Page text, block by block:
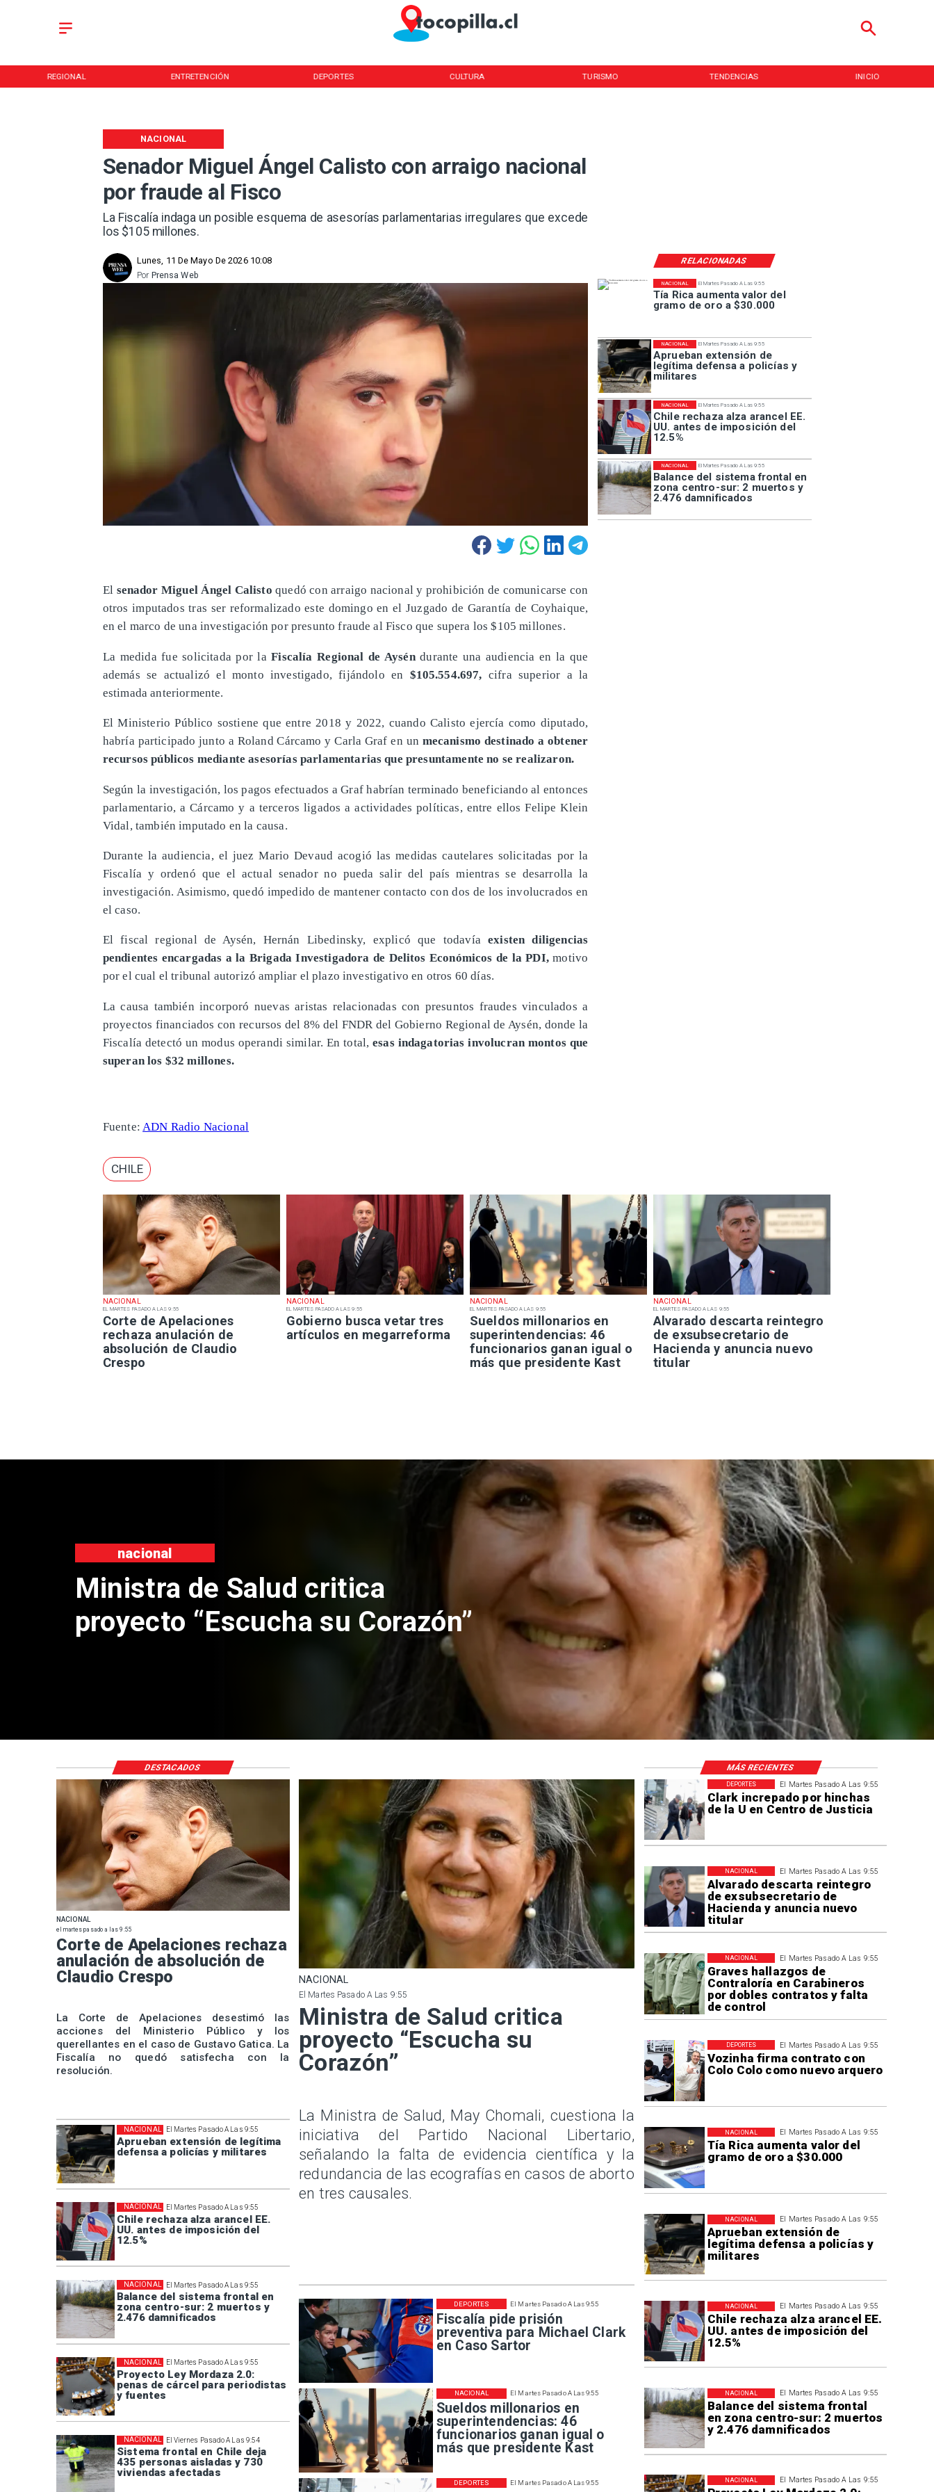
REGIONAL ENTRETENCIÓN DEPORTES CULTURA TURISMO TENDENCIAS INICIO
Senador Miguel Ángel Calisto con arraigo nacional
por fraude al Fisco
La Fiscalía indaga un posible esquema de asesorías parlamentarias irregulares que excede
los $105 millones.
NACIONAL
RELACIONADAS
Lunes, 11 De Mayo De 2026 10:08
Prensa Web
Por
NACIONAL
EL MARTES PASADO A LAS 9:55
Corte de Apelaciones
rechaza anulación de
absolución de Claudio
Crespo
NACIONAL
EL MARTES PASADO A LAS 9:55
Gobierno busca vetar tres
artículos en megarreforma
NACIONAL
EL MARTES PASADO A LAS 9:55
Sueldos millonarios en
superintendencias: 46
funcionarios ganan igual o
más que presidente Kast
NACIONAL
EL MARTES PASADO A LAS 9:55
Alvarado descarta reintegro
de exsubsecretario de
Hacienda y anuncia nuevo
titular
El Martes Pasado A Las 9:55
Tía Rica aumenta valor del
gramo de oro a $30.000
NACIONAL
El Martes Pasado A Las 9:55
Aprueban extensión de
legítima defensa a policías y
militares
NACIONAL
El Martes Pasado A Las 9:55
Chile rechaza alza arancel EE.
UU. antes de imposición del
12.5%
NACIONAL
El Martes Pasado A Las 9:55
Balance del sistema frontal en
zona centro-sur: 2 muertos y
2.476 damnificados
NACIONAL
El senador Miguel Ángel Calisto quedó con arraigo nacional y prohibición de comunicarse con
otros imputados tras ser reformalizado este domingo en el Juzgado de Garantía de Coyhaique,
en el marco de una investigación por presunto fraude al Fisco que supera los $105 millones.
La medida fue solicitada por laFiscalía Regional de Ayséndurante una audiencia en la que
además se actualizó el monto investigado, fijándolo en $105.554.697, cifra superior a la
estimada anteriormente.
El Ministerio Público sostiene que entre 2018 y 2022, cuando Calisto ejercía como diputado,
habría participado junto a Roland Cárcamo y Carla Graf en un mecanismo destinado a obtener
recursos públicos mediante asesorías parlamentarias que presuntamente no se realizaron.
Según la investigación, los pagos efectuados a Graf habrían terminado beneficiando al entonces
parlamentario, a Cárcamo y a terceros ligados a actividades políticas, entre ellos Felipe Klein
Vidal, también imputado en la causa.
Durante la audiencia, el juez Mario Devaud acogió las medidas cautelares solicitadas por la
Fiscalía y ordenó que el actual senador no pueda salir del país mientras se desarrolla la
investigación. Asimismo, quedó impedido de mantener contacto con dos de los involucrados en
el caso.
El fiscal regional de Aysén, Hernán Libedinsky, explicó que todavíaexisten diligencias
pendientes encargadas a la Brigada Investigadora de Delitos Económicos de la PDI,motivo
por el cual el tribunal autorizó ampliar el plazo investigativo en otros 60 días.
La causa también incorporó nuevas aristas relacionadas con presuntos fraudes vinculados a
proyectos financiados con recursos del 8% del FNDR del Gobierno Regional de Aysén, donde la
Fiscalía detectó un modus operandi similar. En total,esas indagatorias involucran montos que
superan los $32 millones.
Fuente:ADN Radio Nacional
CHILE
Corte de Apelaciones rechaza
anulación de absolución de
Claudio Crespo
El Martes Pasado A Las 9:55
Clark increpado por hinchas
de la U en Centro de Justicia
DEPORTES
El Martes Pasado A Las 9:55
Alvarado descarta reintegro
de exsubsecretario de
Hacienda y anuncia nuevo
titular
NACIONAL
El Martes Pasado A Las 9:55
Graves hallazgos de
Contraloría en Carabineros
por dobles contratos y falta
de control
NACIONAL
El Martes Pasado A Las 9:55
Vozinha firma contrato con
Colo Colo como nuevo arquero
DEPORTES
El Martes Pasado A Las 9:55
Tía Rica aumenta valor del
gramo de oro a $30.000
NACIONAL
El Martes Pasado A Las 9:55
Aprueban extensión de
legítima defensa a policías y
militares
NACIONAL
El Martes Pasado A Las 9:55
Chile rechaza alza arancel EE.
UU. antes de imposición del
12.5%
NACIONAL
El Martes Pasado A Las 9:55
Balance del sistema frontal
en zona centro-sur: 2 muertos
y 2.476 damnificados
NACIONAL
El Martes Pasado A Las 9:55
NACIONAL
El Martes Pasado A Las 9:55
Aprueban extensión de legítima
defensa a policías y militares
NACIONAL
El Martes Pasado A Las 9:55
Chile rechaza alza arancel EE.
UU. antes de imposición del
12.5%
NACIONAL
El Martes Pasado A Las 9:55
Balance del sistema frontal en
zona centro-sur: 2 muertos y
2.476 damnificados
NACIONAL
El Martes Pasado A Las 9:55
Proyecto Ley Mordaza 2.0:
penas de cárcel para periodistas
y fuentes
NACIONAL
El Viernes Pasado A Las 9:54
Sistema frontal en Chile deja
435 personas aisladas y 730
viviendas afectadas
NACIONAL
El Martes Pasado A Las 9:55
Fiscalía pide prisión
preventiva para Michael Clark
en Caso Sartor
DEPORTES
El Martes Pasado A Las 9:55
Sueldos millonarios en
superintendencias: 46
funcionarios ganan igual o
más que presidente Kast
NACIONAL
El Martes Pasado A Las 9:55
DEPORTES
NACIONAL
el martes pasado a las 9:55
Corte de Apelaciones rechaza
anulación de absolución de
Claudio Crespo
La Corte de Apelaciones desestimó las
acciones del Ministerio Público y los
querellantes en el caso de Gustavo Gatica. La
Fiscalía no quedó satisfecha con la
resolución.
NACIONAL
El Martes Pasado A Las 9:55
Ministra de Salud critica
proyecto “Escucha su
Corazón”
La Ministra de Salud, May Chomali, cuestiona la
iniciativa del Partido Nacional Libertario,
señalando la falta de evidencia científica y la
redundancia de las ecografías en casos de aborto
en tres causales.
DESTACADOS MÁS RECIENTES